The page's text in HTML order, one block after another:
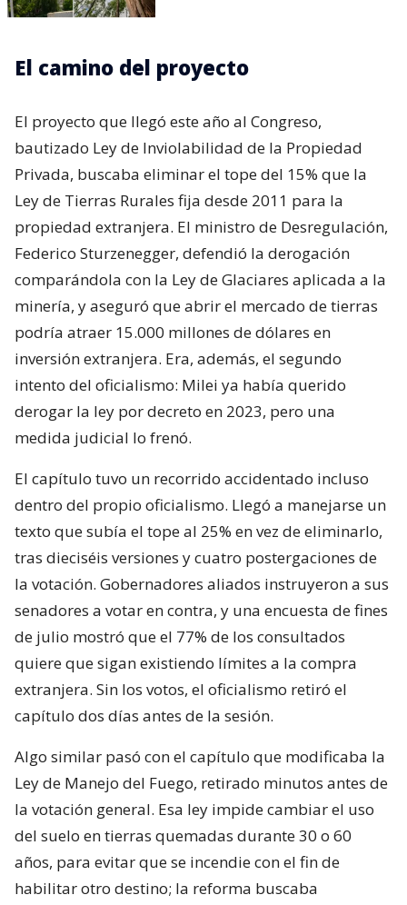
El camino del proyecto
El proyecto que llegó este año al Congreso,
bautizado Ley de Inviolabilidad de la Propiedad
Privada, buscaba eliminar el tope del 15% que la
Ley de Tierras Rurales fija desde 2011 para la
propiedad extranjera. El ministro de Desregulación,
Federico Sturzenegger, defendió la derogación
comparándola con la Ley de Glaciares aplicada a la
minería, y aseguró que abrir el mercado de tierras
podría atraer 15.000 millones de dólares en
inversión extranjera. Era, además, el segundo
intento del oficialismo: Milei ya había querido
derogar la ley por decreto en 2023, pero una
medida judicial lo frenó.
El capítulo tuvo un recorrido accidentado incluso
dentro del propio oficialismo. Llegó a manejarse un
texto que subía el tope al 25% en vez de eliminarlo,
tras dieciséis versiones y cuatro postergaciones de
la votación. Gobernadores aliados instruyeron a sus
senadores a votar en contra, y una encuesta de fines
de julio mostró que el 77% de los consultados
quiere que sigan existiendo límites a la compra
extranjera. Sin los votos, el oficialismo retiró el
capítulo dos días antes de la sesión.
Algo similar pasó con el capítulo que modificaba la
Ley de Manejo del Fuego, retirado minutos antes de
la votación general. Esa ley impide cambiar el uso
del suelo en tierras quemadas durante 30 o 60
años, para evitar que se incendie con el fin de
habilitar otro destino; la reforma buscaba